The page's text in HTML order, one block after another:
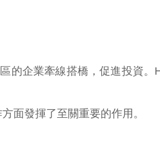
的企業牽線搭橋，促進投資
面發揮了至關重要的作用。